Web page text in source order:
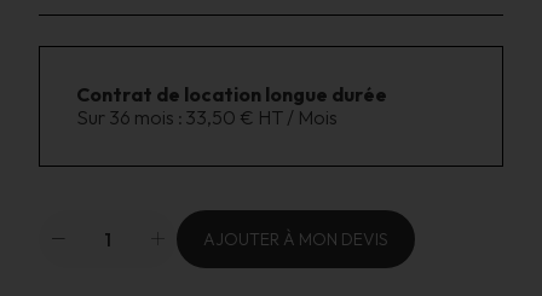
Contrat de location longue durée
Sur 36 mois : 33,50 € HT / Mois
AJOUTER À MON DEVIS